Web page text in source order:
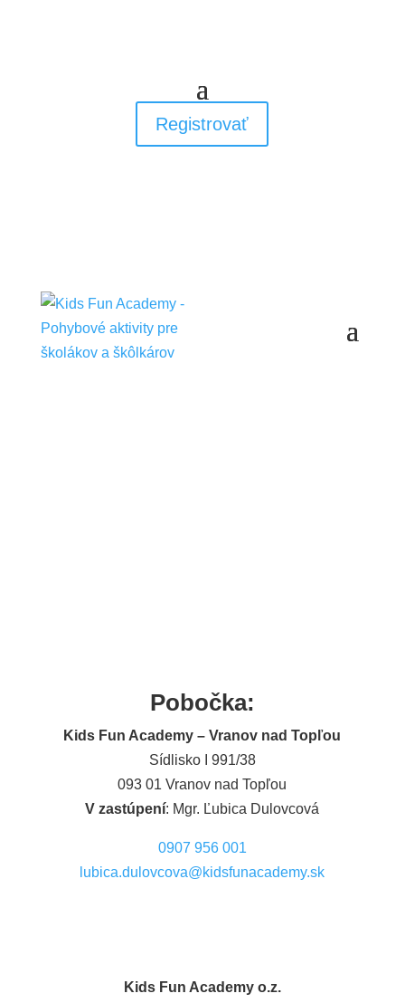
Registrovať
Pobočka:
Kids Fun Academy – Vranov nad Topľou
Sídlisko I 991/38
093 01 Vranov nad Topľou
V zastúpení: Mgr. Ľubica Dulovcová
0907 956 001
lubica.dulovcova@kidsfunacademy.sk
Kids Fun Academy o.z.